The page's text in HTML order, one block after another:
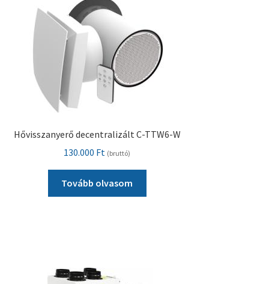
Hővisszanyerő decentralizált C-TTW6-W
130.000 Ft (bruttó)
Tovább olvasom